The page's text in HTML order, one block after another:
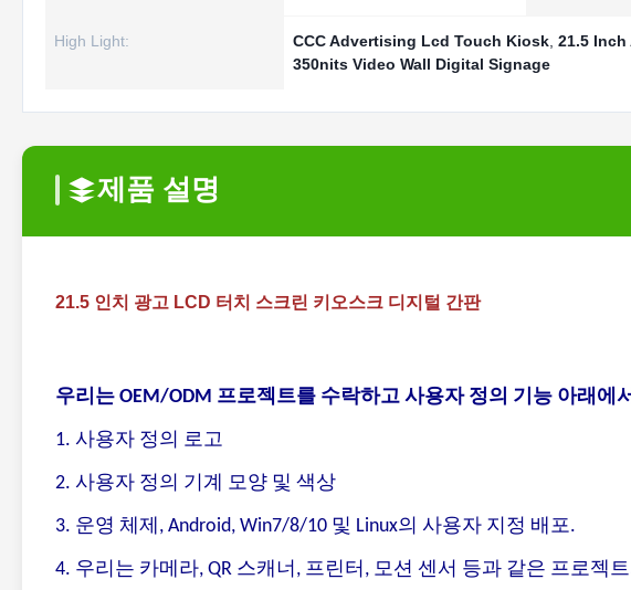
High Light: CCC Advertising Lcd Touch Kiosk 21.5
350nits Video Wall Digital Signage
제품 설명
21.5 인치 광고 LCD 터치 스크린 키오스크 디지털 간판
우리는 OEM/ODM 프로젝트를 수락하고 사용자 정의 기능 아래에
1. 사용자 정의 로고
2. 사용자 정의 기계 모양 및 색상
3. 운영 체제, Android, Win7/8/10 및 Linux의 사용자 지정 배포.
4. 우리는 카메라, QR 스캐너, 프린터, 모션 센서 등과 같은 프로젝